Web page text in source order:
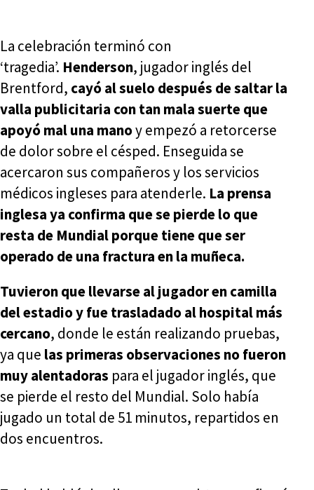
La celebración terminó con
‘tragedia’. Henderson, jugador inglés del
Brentford, cayó al suelo después de saltar la
valla publicitaria con tan mala suerte que
apoyó mal una manoy empezó a retorcerse
de dolor sobre el césped. Enseguida se
acercaron sus compañeros y los servicios
médicos ingleses para atenderle. La prensa
inglesa ya confirma que se pierde lo que
resta de Mundial porque tiene que ser
operado de una fractura en la muñeca.
Tuvieron que llevarse al jugador en camilla
del estadio y fue trasladado al hospital más
cercano, donde le están realizando pruebas,
ya que las primeras observaciones no fueron
muy alentadoras para el jugador inglés, que
se pierde el resto del Mundial. Solo había
jugado un total de 51 minutos, repartidos en
dos encuentros.